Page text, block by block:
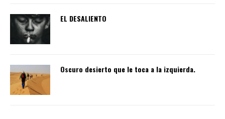
EL DESALIENTO
Oscuro desierto que le toca a la izquierda.